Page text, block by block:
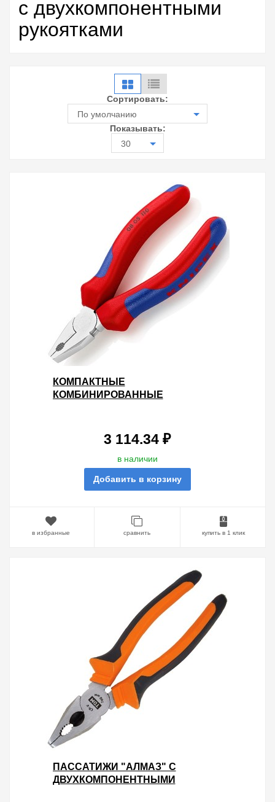
с двухкомпонентными
рукоятками
Сортировать:
По умолчанию
Показывать:
30
КОМПАКТНЫЕ
КОМБИНИРОВАННЫЕ
ДВУХКОМПОНЕНТНЫМИ
РУКОЯТКАМИ3 114.34 ₽
в наличии
Добавить в корзину
в избранные сравнить купить в 1 клик
ПАССАТИЖИ "АЛМАЗ" С
ДВУХКОМПОНЕНТНЫМИ